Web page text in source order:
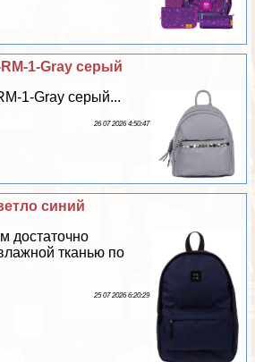
1-Gray серый
1-Gray серый...
26 07 2026 4:50:47
синий
достаточно
тканью по
25 07 2026 6:20:29